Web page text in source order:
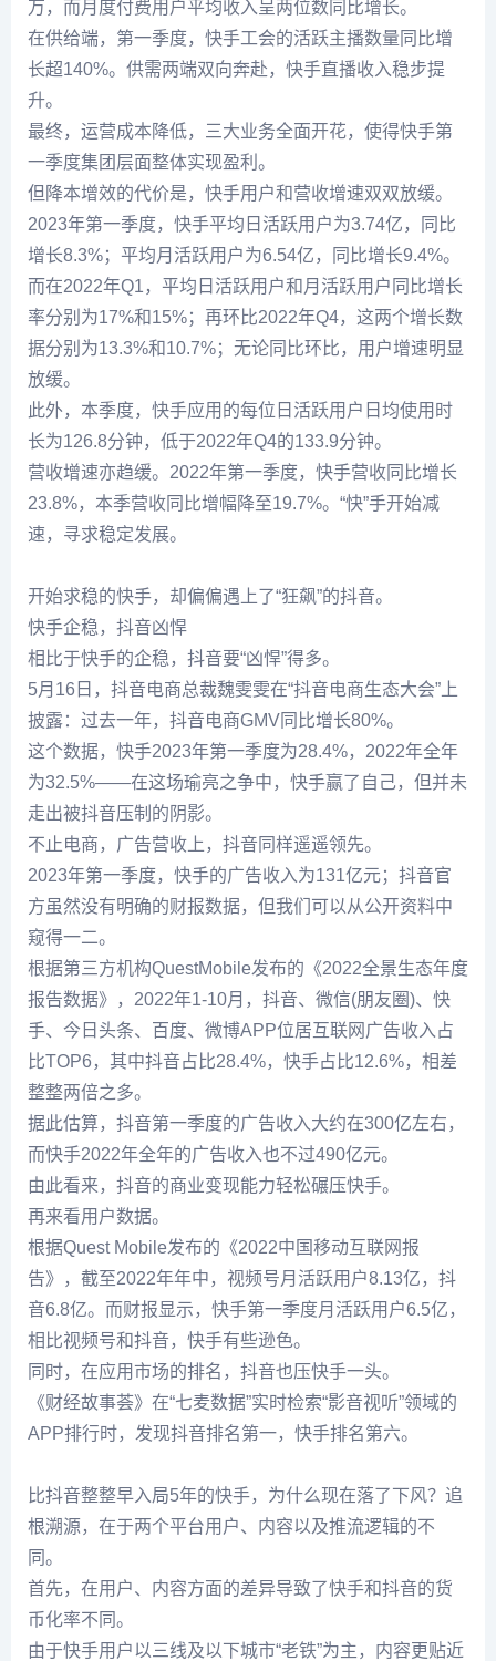
万，而月度付费用户平均收入呈两位数同比增长。
在供给端，第一季度，快手工会的活跃主播数量同比增
长超140%。供需两端双向奔赴，快手直播收入稳步提
升。
最终，运营成本降低，三大业务全面开花，使得快手第
一季度集团层面整体实现盈利。
但降本增效的代价是，快手用户和营收增速双双放缓。
2023年第一季度，快手平均日活跃用户为3.74亿，同比
增长8.3%；平均月活跃用户为6.54亿，同比增长9.4%。
而在2022年Q1，平均日活跃用户和月活跃用户同比增长
率分别为17%和15%；再环比2022年Q4，这两个增长数
据分别为13.3%和10.7%；无论同比环比，用户增速明显
放缓。
此外，本季度，快手应用的每位日活跃用户日均使用时
长为126.8分钟，低于2022年Q4的133.9分钟。
营收增速亦趋缓。2022年第一季度，快手营收同比增长
23.8%，本季营收同比增幅降至19.7%。“快”手开始减
速，寻求稳定发展。
开始求稳的快手，却偏偏遇上了“狂飙”的抖音。
快手企稳，抖音凶悍
相比于快手的企稳，抖音要“凶悍”得多。
5月16日，抖音电商总裁魏雯雯在“抖音电商生态大会”上
披露：过去一年，抖音电商GMV同比增长80%。
这个数据，快手2023年第一季度为28.4%，2022年全年
为32.5%——在这场瑜亮之争中，快手赢了自己，但并未
走出被抖音压制的阴影。
不止电商，广告营收上，抖音同样遥遥领先。
2023年第一季度，快手的广告收入为131亿元；抖音官
方虽然没有明确的财报数据，但我们可以从公开资料中
窥得一二。
根据第三方机构QuestMobile发布的《2022全景生态年度
报告数据》，2022年1-10月，抖音、微信(朋友圈)、快
手、今日头条、百度、微博APP位居互联网广告收入占
比TOP6，其中抖音占比28.4%，快手占比12.6%，相差
整整两倍之多。
据此估算，抖音第一季度的广告收入大约在300亿左右，
而快手2022年全年的广告收入也不过490亿元。
由此看来，抖音的商业变现能力轻松碾压快手。
再来看用户数据。
根据Quest Mobile发布的《2022中国移动互联网报
告》，截至2022年年中，视频号月活跃用户8.13亿，抖
音6.8亿。而财报显示，快手第一季度月活跃用户6.5亿，
相比视频号和抖音，快手有些逊色。
同时，在应用市场的排名，抖音也压快手一头。
《财经故事荟》在“七麦数据”实时检索“影音视听”领域的
APP排行时，发现抖音排名第一，快手排名第六。
比抖音整整早入局5年的快手，为什么现在落了下风？追
根溯源，在于两个平台用户、内容以及推流逻辑的不
同。
首先，在用户、内容方面的差异导致了快手和抖音的货
币化率不同。
由于快手用户以三线及以下城市“老铁”为主，内容更贴近